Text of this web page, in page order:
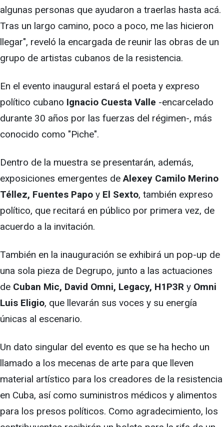
algunas personas que ayudaron a traerlas hasta acá.
Tras un largo camino, poco a poco, me las hicieron
llegar", reveló la encargada de reunir las obras de un
grupo de artistas cubanos de la resistencia.
En el evento inaugural estará el poeta y expreso
político cubano Ignacio Cuesta Valle -encarcelado
durante 30 años por las fuerzas del régimen-, más
conocido como "Piche".
Dentro de la muestra se presentarán, además,
exposiciones emergentes deAlexey Camilo Merino
Téllez, Fuentes Papo y El Sexto, también expreso
político, que recitará en público por primera vez, de
acuerdo a la invitación.
También en la inauguración se exhibirá un pop-up de
una sola pieza de Degrupo, junto a las actuaciones
de Cuban Mic, David Omni, Legacy, H1P3R y Omni
Luis Eligio, que llevarán sus voces y su energía
únicas al escenario.
Un dato singular del evento es que se ha hecho un
llamado a los mecenas de arte para que lleven
material artístico para los creadores de la resistencia
en Cuba, así como suministros médicos y alimentos
para los presos políticos. Como agradecimiento, los